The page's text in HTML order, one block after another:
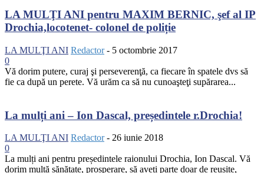
LA MULŢI ANI pentru MAXIM BERNIC, şef al IP
Drochia,locotenet- colonel de poliție
LA MULŢI ANI Redactor - 5 octombrie 2017
0
Vă dorim putere, curaj şi perseverenţă, ca fiecare în spatele dvs să
fie ca după un perete. Vă urăm ca să nu cunoaşteţi supărarea...
La mulți ani – Ion Dascal, președintele r.Drochia!
LA MULŢI ANI Redactor - 26 iunie 2018
0
La mulți ani pentru președintele raionului Drochia, Ion Dascal. Vă
dorim multă sănătate, prosperare, să aveți parte doar de reușite,